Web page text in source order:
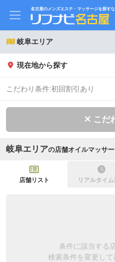
名古屋のメンズエステ・マッサージを探すな
岐阜エリア
現在地から探す
初回割引あり
こだわり条件:初回割引あり
こだ
岐阜エリアの店舗オイルマッサ
店舗リスト リアルタイム
条件に該当する
検索条件を変更して